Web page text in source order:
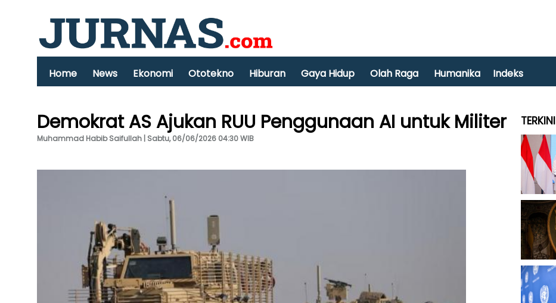
Home News Ekonomi Ototekno Hiburan Gaya Hidup Olah Raga Humanika Indeks
Demokrat AS Ajukan RUU Penggunaan AI untuk Militer
Muhammad Habib Saifullah | Sabtu, 06/06/2026 04:30 WIB
TERKINI